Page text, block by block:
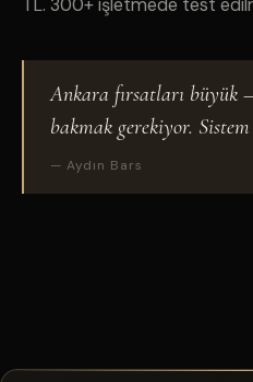
Ankara fırsatları büyük
bakmak gerekiyor.
— Aydın Bars